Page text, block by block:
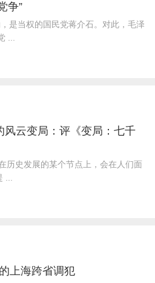
争”
是当权的国民党蒋介石。对此，毛泽
...
风云变局：评《变局：七千
历史发展的某个节点上，会在人们面
上海跨省调犯